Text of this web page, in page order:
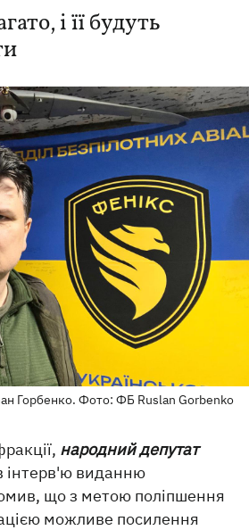
і її будуть
Горбенко. Фото: ФБ Ruslan Gorbenko
народний депутат
інтерв'ю виданню
що з метою поліпшення
можливе посилення